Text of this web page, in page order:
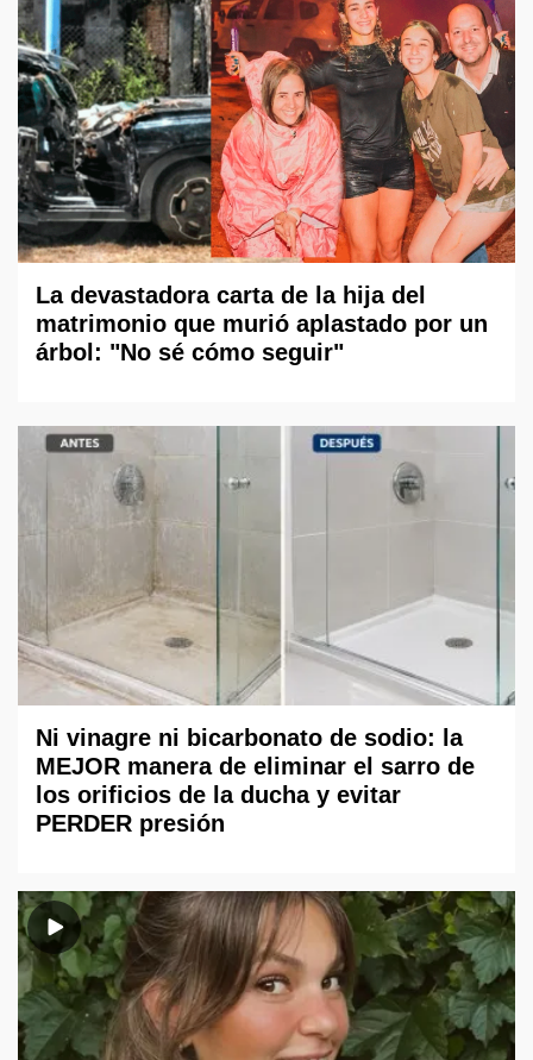
La devastadora carta de la hija del
matrimonio que murió aplastado por un
árbol: "No sé cómo seguir"
Ni vinagre ni bicarbonato de sodio: la
MEJOR manera de eliminar el sarro de
los orificios de la ducha y evitar
PERDER presión